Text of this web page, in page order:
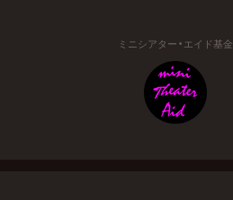
ミニシアター・エイド基金